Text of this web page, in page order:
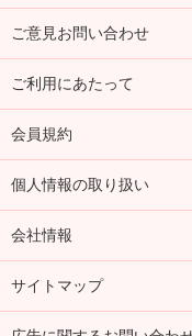
ご意見お問い合わせ
ご利用にあたって
会員規約
個人情報の取り扱い
会社情報
サイトマップ